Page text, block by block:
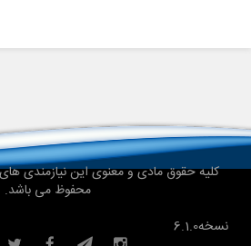
کلیه حقوق مادی و معنوی این نیازمندی
محفوظ می باشد.
نسخه6.1.0